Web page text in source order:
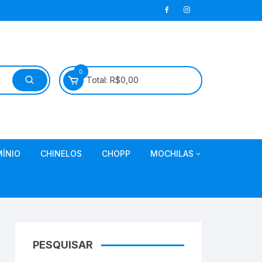
0
Total: R$0,00
Caneca Aniversário
CHINELOS CHOPP MOCHILAS
PESQUISAR